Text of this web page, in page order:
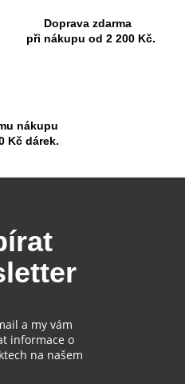
Doprava zdarma
při nákupu od 2 200 Kč.
nákupu
Kč dárek.
a my vám
informace o
na našem